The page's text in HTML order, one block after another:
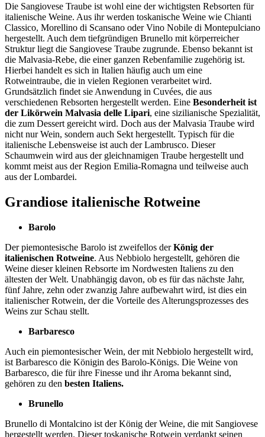
Die Sangiovese Traube ist wohl eine der wichtigsten Rebsorten für
italienische Weine. Aus ihr werden toskanische Weine wie Chianti
Classico, Morellino di Scansano oder Vino Nobile di Montepulciano
hergestellt. Auch dem tiefgründigen Brunello mit körperreicher
Struktur liegt die Sangiovese Traube zugrunde. Ebenso bekannt ist
die Malvasia-Rebe, die einer ganzen Rebenfamilie zugehörig ist.
Hierbei handelt es sich in Italien häufig auch um eine
Rotweintraube, die in vielen Regionen verarbeitet wird.
Grundsätzlich findet sie Anwendung in Cuvées, die aus
verschiedenen Rebsorten hergestellt werden. Eine Besonderheit ist
der Likörwein Malvasia delle Lipari, eine sizilianische Spezialität,
die zum Dessert gereicht wird. Doch aus der Malvasia Traube wird
nicht nur Wein, sondern auch Sekt hergestellt. Typisch für die
italienische Lebensweise ist auch der Lambrusco. Dieser
Schaumwein wird aus der gleichnamigen Traube hergestellt und
kommt meist aus der Region Emilia-Romagna und teilweise auch
aus der Lombardei.
Grandiose italienische Rotweine
Barolo
Der piemontesische Barolo ist zweifellos derKönig der
italienischen Rotweine. Aus Nebbiolo hergestellt, gehören die
Weine dieser kleinen Rebsorte im Nordwesten Italiens zu den
ältesten der Welt. Unabhängig davon, ob es für das nächste Jahr,
fünf Jahre, zehn oder zwanzig Jahre aufbewahrt wird, ist dies ein
italienischer Rotwein, der die Vorteile des Alterungsprozesses des
Weins zur Schau stellt.
Barbaresco
Auch ein piemontesischer Wein, der mit Nebbiolo hergestellt wird,
ist Barbaresco die Königin des Barolo-Königs. Die Weine von
Barbaresco, die für ihre Finesse und ihr Aroma bekannt sind,
gehören zu den besten Italiens.
Brunello
Brunello di Montalcino ist der König der Weine, die mit Sangiovese
hergestellt werden. Dieser toskanische Rotwein verdankt seinen